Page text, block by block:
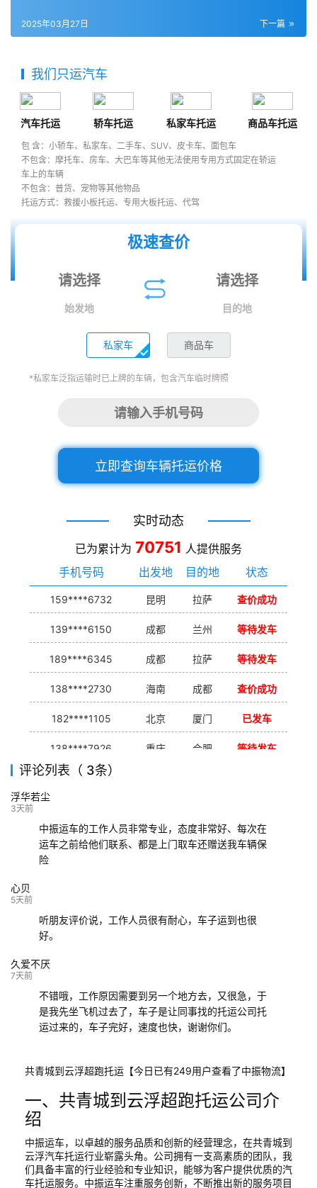
下一篇
2025年03月27日
我们只运汽车
汽车托运 轿车托运 私家车托运 商品车托运
包 含：小轿车、私家车、二手车、SUV、皮卡车、面包车
不包含：摩托车、房车、大巴车等其他无法使用专用方式固定在轿运
车上的车辆
不包含：普货、宠物等其他物品
托运方式：救援小板托运、专用大板托运、代驾
极速查价
始发地 目的地
私家车 商品车
*私家车泛指运输时已上牌的车辆，包含汽车临时牌照
立即查询车辆托运价格
实时动态
已为累计为 70751 人提供服务
手机号码
出发地 目的地 状态
159****6732 昆明 拉萨 查价成功
139****6150 成都 兰州 等待发车
189****6345 成都 拉萨 等待发车
138****2730 海南 成都 查价成功
182****1105 北京 厦门 已发车
138****7926 重庆 合肥 等待发车
139****9233
评论列表（ 3条）
浮华若尘
3天前
中振运车的工作人员非常专业，态度非常好、每次在
运车之前给他们联系、都是上门取车还赠送我车辆保
险
心贝
5天前
听朋友评价说，工作人员很有耐心，车子运到也很
好。
久爱不厌
7天前
不错哦，工作原因需要到另一个地方去，又很急，于
是我先坐飞机过去了，车子是让同事找的托运公司托
运过来的，车子完好，速度也快，谢谢你们。
共青城到云浮超跑托运【今日已有249用户查看了中振物流】
一、共青城到云浮超跑托运公司介
绍
中振运车，以卓越的服务品质和创新的经营理念，在共青城到
云浮汽车托运行业崭露头角。公司拥有一支高素质的团队，我
们具备丰富的行业经验和专业知识，能够为客户提供优质的汽
车托运服务。中振运车注重服务创新，不断推出新的服务项目